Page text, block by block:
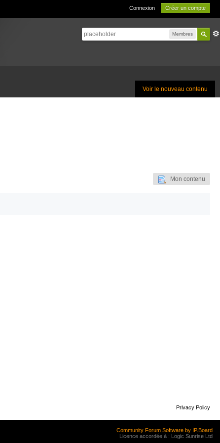
Connexion Créer un compte
Membres
Voir le nouveau contenu
Mon contenu
Privacy Policy
Community Forum Software by IP.Board
Licence accordée à : Logic Sunrise Ltd